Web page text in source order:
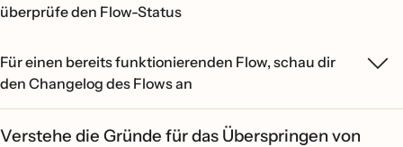
überprüfe den Flow-Status
Für einen bereits funktionierenden Flow, schau dir
den Changelog des Flows an
Verstehe die Gründe für das Überspringen von